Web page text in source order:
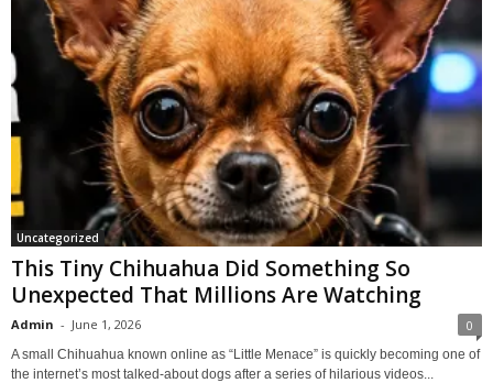
Uncategorized
This Tiny Chihuahua Did Something So
Unexpected That Millions Are Watching
Admin - June 1, 2026 0
A small Chihuahua known online as “Little Menace” is quickly becoming one of
the internet’s most talked-about dogs after a series of hilarious videos...